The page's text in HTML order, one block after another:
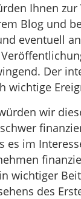
Ihnen
Blog und
eventuell
Der
wichtige
wir
es im
wichtiger
des